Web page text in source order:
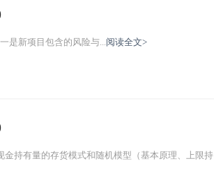
是新项目包含的风险与...阅读全文>
持有量的存货模式和随机模型（基本原理、上限持